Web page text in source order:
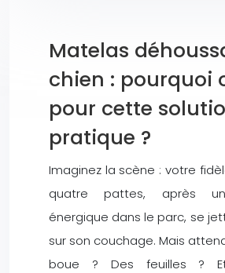
Matelas
chien : pourquoi
pour cette
pratique ?
Imaginez la scène : votre
quatre pattes, après
énergique dans le parc, se
sur son couchage. Mais
boue ? Des feuilles ?